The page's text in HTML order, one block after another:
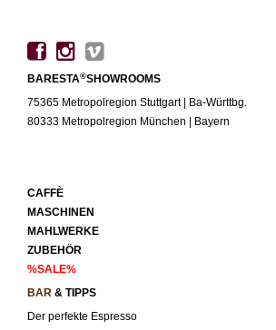
BARESTA®SHOWROOMS
75365 Metropolregion Stuttgart | Ba-Württbg.
80333 Metropolregion München | Bayern
CAFFÈ
MASCHINEN
MAHLWERKE
ZUBEHÖR
%SALE%
BAR & TIPPS
Der perfekte Espresso